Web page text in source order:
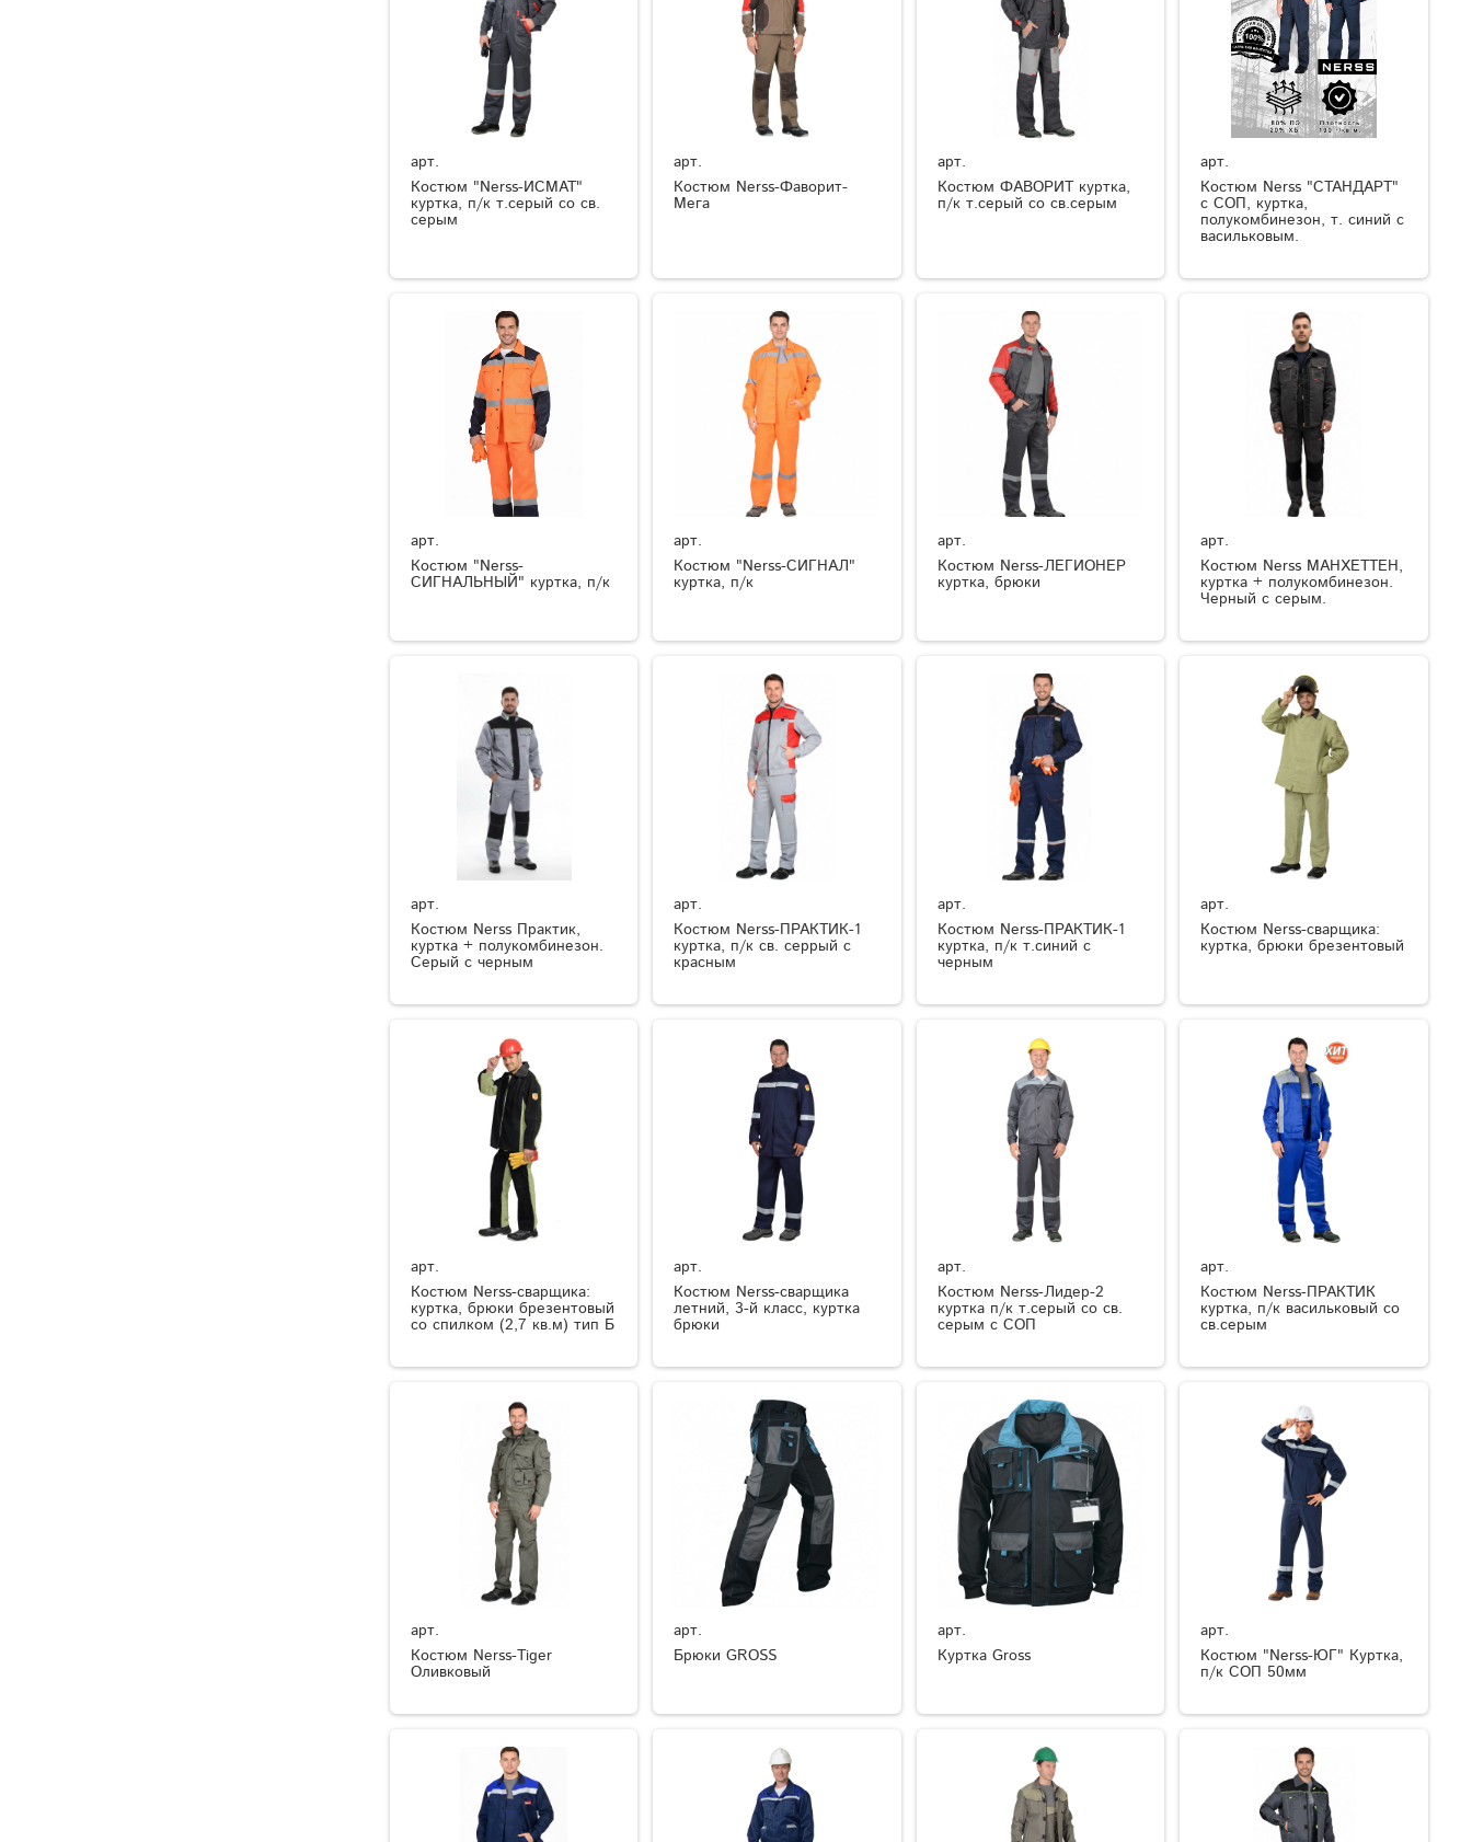
арт.
Костюм "Nerss-ИСМАТ"
куртка, п/к т.серый со св.
серым
арт.
Костюм Nerss-Фаворит-
Мега
арт.
Костюм ФАВОРИТ куртка,
п/к т.серый со св.серым
арт.
Костюм Nerss "СТАНДАРТ"
с СОП, куртка,
полукомбинезон, т. синий с
васильковым.
арт.
Костюм "Nerss-
СИГНАЛЬНЫЙ" куртка, п/к
арт.
Костюм "Nerss-СИГНАЛ"
куртка, п/к
арт.
Костюм Nerss-ЛЕГИОНЕР
куртка, брюки
арт.
Костюм Nerss МАНХЕТТЕН,
куртка + полукомбинезон.
Черный с серым.
арт.
Костюм Nerss Практик,
куртка + полукомбинезон.
Серый с черным
арт.
Костюм Nerss-ПРАКТИК-1
куртка, п/к св. серрый с
красным
арт.
Костюм Nerss-ПРАКТИК-1
куртка, п/к т.синий с
черным
арт.
Костюм Nerss-сварщика:
куртка, брюки брезентовый
арт.
Костюм Nerss-сварщика:
куртка, брюки брезентовый
со спилком (2,7 кв.м) тип Б
арт.
Костюм Nerss-сварщика
летний, 3-й класс, куртка
брюки
арт.
Костюм Nerss-Лидер-2
куртка п/к т.серый со св.
серым с СОП
арт.
Костюм Nerss-ПРАКТИК
куртка, п/к васильковый со
св.серым
арт.
Костюм Nerss-Tiger
Оливковый
арт.
Брюки GROSS
арт.
Куртка Gross
арт.
Костюм "Nerss-ЮГ" Куртка,
п/к СОП 50мм